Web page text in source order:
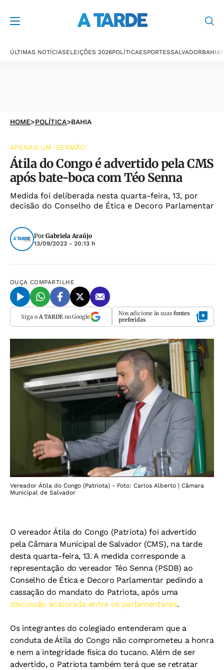
ÚLTIMAS NOTÍCIASELEIÇÕES 2026POLÍTICAESPORTESSALVADORBAHIA
HOME>POLÍTICA>BAHIA
APENAS UM 'SERMÃO'
Átila do Congo é advertido pela CMS
após bate-boca com Téo Senna
Medida foi deliberada nesta quarta-feira, 13, por
decisão do Conselho de Ética e Decoro Parlamentar
Por Gabriela Araújo
13/09/2023 - 20:13 h
OUÇA COMPARTILHE
Siga o A TARDEno Google Nos adicione às suas fontes
preferidas
Vereador Átila do Congo (Patriota) - Foto: Carlos Alberto | Câmara
Municipal de Salvador
O vereador Átila do Congo (Patriota) foi advertido
pela Câmara Municipal de Salvador (CMS), na tarde
desta quarta-feira, 13. A medida corresponde a
representação do vereador Téo Senna (PSDB) ao
Conselho de Ética e Decoro Parlamentar pedindo a
cassação do mandato do Patriota, após uma
discussão acalorada entre os parlamentares.
Os integrantes do colegiado entenderam que a
conduta de Átila do Congo não comprometeu a honra
e nem a integridade física do tucano. Além de ser
advertido, o Patriota também terá que se retratar